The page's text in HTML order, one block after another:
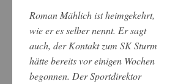
Roman Mählich ist heimgekehrt,
wie er es selber nennt. Er sagt
auch, der Kontakt zum SK Sturm
hätte bereits vor einigen Wochen
begonnen. Der Sportdirektor